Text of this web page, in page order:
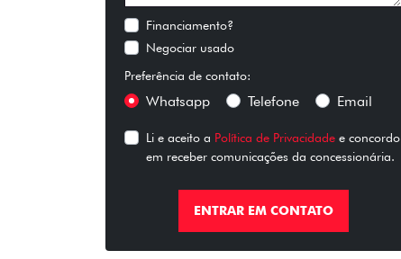
Financiamento?
Negociar usado
Preferência de contato:
Whatsapp Telefone Email
Li e aceito a Política de Privacidade e concordo
em receber comunicações da concessionária.
ENTRAR EM CONTATO